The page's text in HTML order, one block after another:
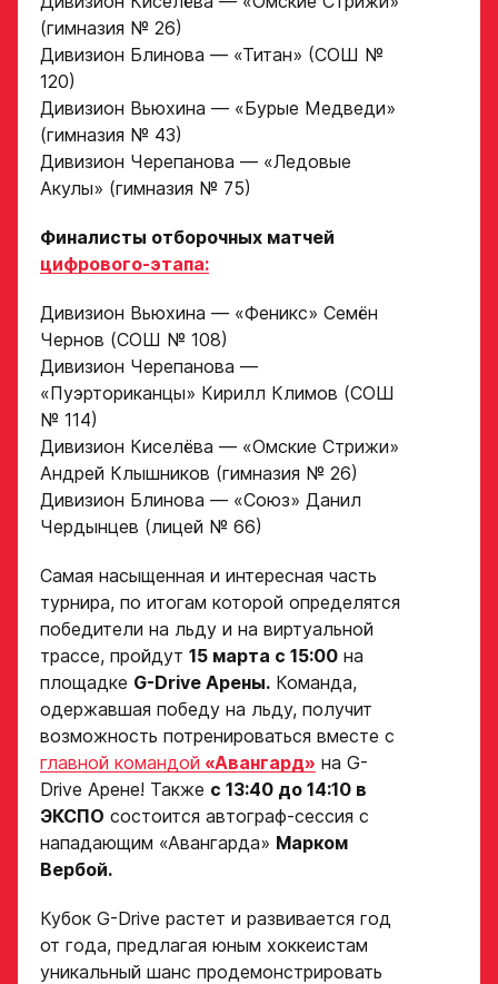
(гимназия № 26)
Дивизион Блинова — «Титан» (СОШ №
120)
Дивизион Вьюхина — «Бурые Медведи»
(гимназия № 43)
Дивизион Черепанова — «Ледовые
Акулы» (гимназия № 75)
Финалисты отборочных матчей
цифрового-этапа:
Дивизион Вьюхина — «Феникс» Семён
Чернов (СОШ № 108)
Дивизион Черепанова —
«Пуэрториканцы» Кирилл Климов (СОШ
№ 114)
Дивизион Киселёва — «Омские Стрижи»
Андрей Клышников (гимназия № 26)
Дивизион Блинова — «Союз» Данил
Чердынцев (лицей № 66)
Самая насыщенная и интересная часть
турнира, по итогам которой определятся
победители на льду и на виртуальной
трассе, пройдут 15 марта с 15:00 на
площадке G-Drive Арены. Команда,
одержавшая победу на льду, получит
возможность потренироваться вместе с
главной командой «Авангард» на G-
Drive Арене! Также с 13:40 до 14:10 в
ЭКСПО состоится автограф-сессия с
нападающим «Авангарда» Марком
Вербой.
Кубок G-Drive растет и развивается год
от года, предлагая юным хоккеистам
уникальный шанс продемонстрировать